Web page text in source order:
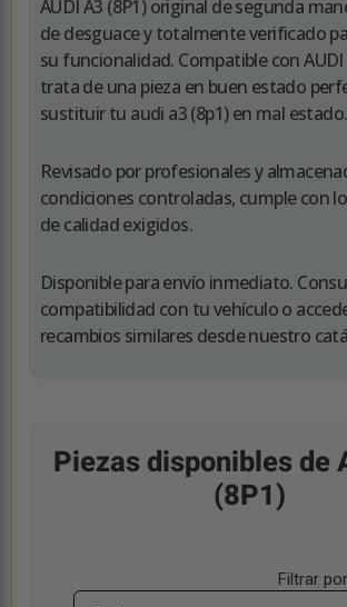
AUDI A3 (8P1) original de segunda
de desguace y totalmente verificado
su funcionalidad. Compatible con AUDI
trata de una pieza en buen estado
sustituir tu audi a3 (8p1) en mal estado.
Revisado por profesionales y
condiciones controladas, cumple con
de calidad exigidos.
Disponible para envío inmediato.
compatibilidad con tu vehículo o
recambios similares desde nuestro
Piezas disponibles de
(8P1)
Filtrar